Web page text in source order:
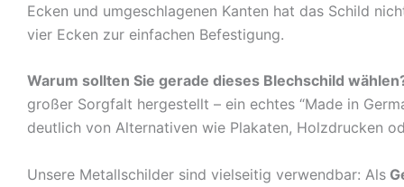
Ecken und umgeschlagenen Kanten hat das Schild
vier Ecken zur einfachen Befestigung.
Warum sollten Sie gerade dieses Blechschild
großer Sorgfalt hergestellt – ein echtes “Made in
deutlich von Alternativen wie Plakaten, Holzdrucken
Unsere Metallschilder sind vielseitig verwendbar: Als